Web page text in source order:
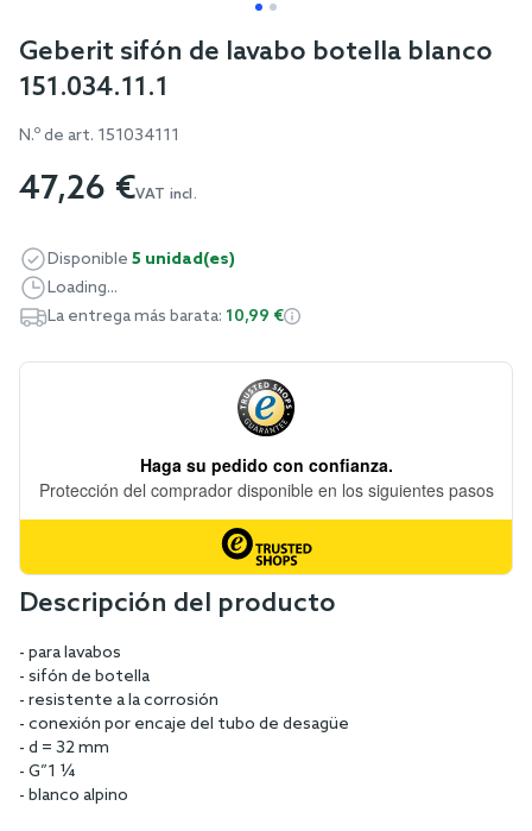
Skip
to
beginning
the
gallery
Geberit sifón de lavabo botella blanco
151.034.11.1
N.º de art. 151034111
47,26 €VAT incl.
Disponible 5 unidad(es)
Loading...
La entrega más barata: 10,99 €
Descripción del producto
- para lavabos
- sifón de botella
- resistente a la corrosión
- conexión por encaje del tubo de desagüe
- d = 32 mm
- G”1 ¼
- blanco alpino